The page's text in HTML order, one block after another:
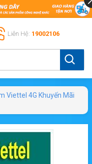
Liên Hệ: 19002106
Viettel 4G Khuyến Mãi